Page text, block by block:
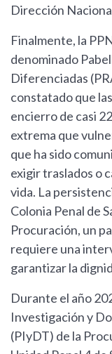
Dirección
Finalmente, la
denominado
Diferenciadas
constatado que
encierro de casi
extrema que
que ha sido
exigir traslados o
vida. La
Colonia Penal de
Procuración, un
requiere una
garantizar la
Durante el año
Investigación y
(PIyDT) de la